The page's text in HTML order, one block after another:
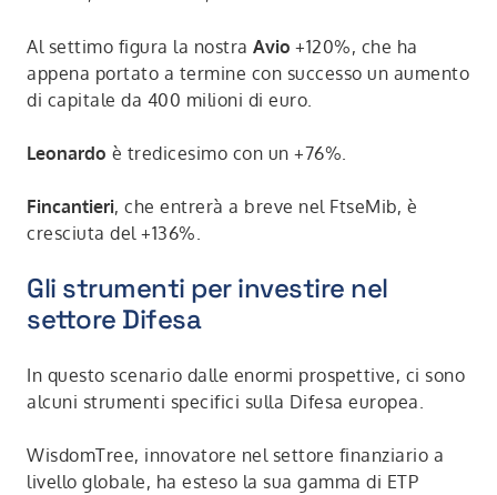
Al settimo figura la nostra Avio +120%, che ha
appena portato a termine con successo un aumento
di capitale da 400 milioni di euro.
Leonardo è tredicesimo con un +76%.
Fincantieri, che entrerà a breve nel FtseMib, è
cresciuta del +136%.
Gli strumenti per investire nel
settore Difesa
In questo scenario dalle enormi prospettive, ci sono
alcuni strumenti specifici sulla Difesa europea.
WisdomTree, innovatore nel settore finanziario a
livello globale, ha esteso la sua gamma di ETP